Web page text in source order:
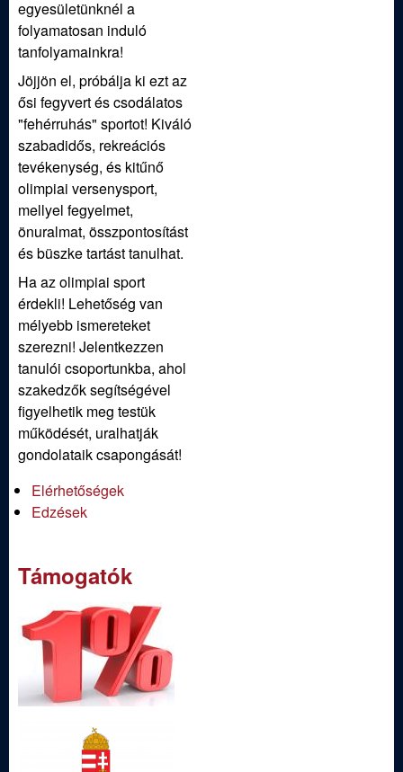
egyesületünknél a
folyamatosan induló
tanfolyamainkra!
Jöjjön el, próbálja ki ezt az
ősi fegyvert és csodálatos
"fehérruhás" sportot! Kiváló
szabadidős, rekreációs
tevékenység, és kitűnő
olimpiai versenysport,
mellyel fegyelmet,
önuralmat, összpontosítást
és büszke tartást tanulhat.
Ha az olimpiai sport
érdekli! Lehetőség van
mélyebb ismereteket
szerezni! Jelentkezzen
tanulói csoportunkba, ahol
szakedzők segítségével
figyelhetik meg testük
működését, uralhatják
gondolataik csapongását!
Elérhetőségek
Edzések
Támogatók